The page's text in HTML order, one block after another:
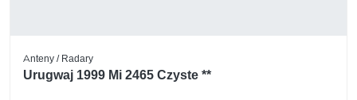
Anteny / Radary
Urugwaj 1999 Mi 2465 Czyste **